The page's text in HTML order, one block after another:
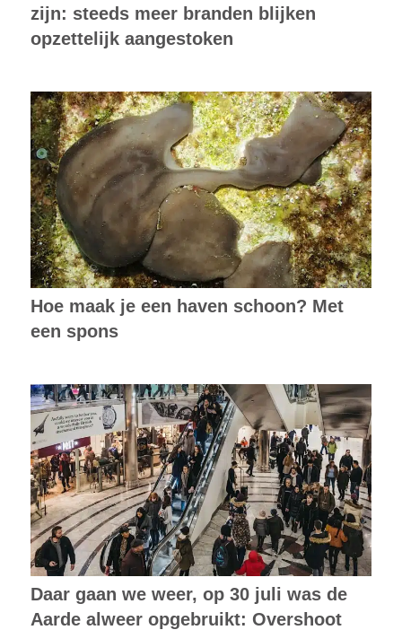
zijn: steeds meer branden blijken
opzettelijk aangestoken
Hoe maak je een haven schoon? Met
een spons
Daar gaan we weer, op 30 juli was de
Aarde alweer opgebruikt: Overshoot